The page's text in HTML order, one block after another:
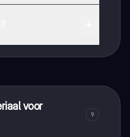
voor
9